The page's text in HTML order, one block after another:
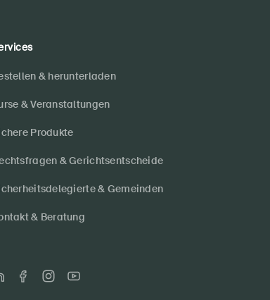
& herunterladen
& Veranstaltungen
Produkte
& Gerichtsentscheide
& Gemeinden
& Beratung